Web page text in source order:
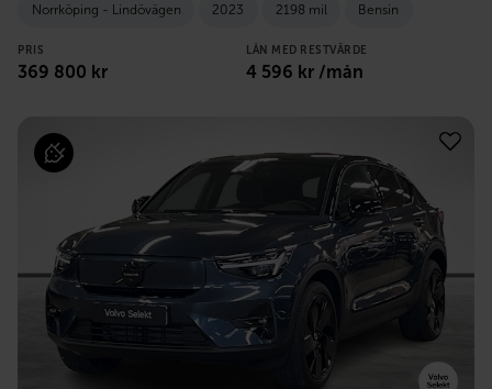
Norrköping - Lindövägen 2023 2198 mil Bensin
PRIS
369 800 kr
LÅN MED RESTVÄRDE
4 596 kr /mån